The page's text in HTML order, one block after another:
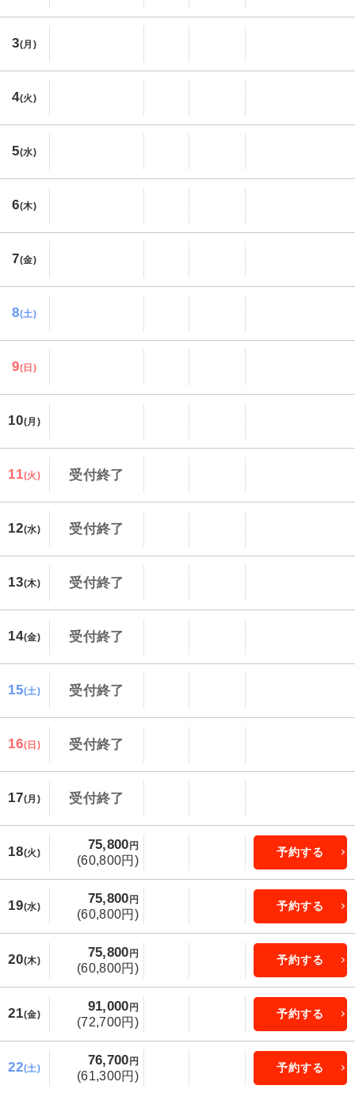
3(月)
4(火)
5(水)
6(木)
7(金)
8(土)
9(日)
10(月)
11(火) 受付終了
12(水) 受付終了
13(木) 受付終了
14(金) 受付終了
15(土) 受付終了
16(日) 受付終了
17(月) 受付終了
18(火)
75,800円
(60,800円)
予約する
19(水)
75,800円
(60,800円)
予約する
20(木)
75,800円
(60,800円)
予約する
21(金)
91,000円
(72,700円)
予約する
22(土)
76,700円
(61,300円)
予約する